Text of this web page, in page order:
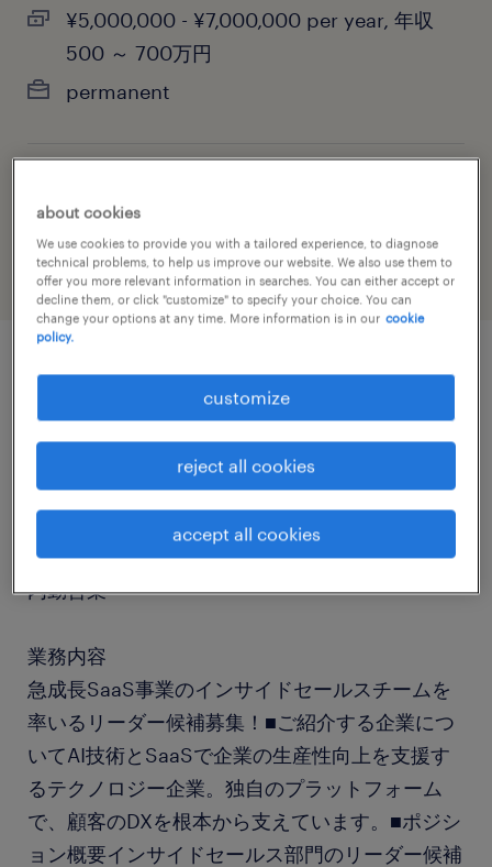
¥5,000,000 - ¥7,000,000 per year, 年収
500 ～ 700万円
permanent
sales
社名非公開
職種
内勤営業
業務内容
急成長SaaS事業のインサイドセールスチームを
率いるリーダー候補募集！■ご紹介する企業につ
いてAI技術とSaaSで企業の生産性向上を支援す
るテクノロジー企業。独自のプラットフォーム
で、顧客のDXを根本から支えています。■ポジシ
ョン概要インサイドセールス部門のリーダー候補
about cookies
We use cookies to provide you with a tailored experience, to diagnose
technical problems, to help us improve our website. We also use them to
offer you more relevant information in searches. You can either accept or
decline them, or click "customize" to specify your choice. You can
change your options at any time. More information is in our cookie
policy.
customize
reject all cookies
accept all cookies